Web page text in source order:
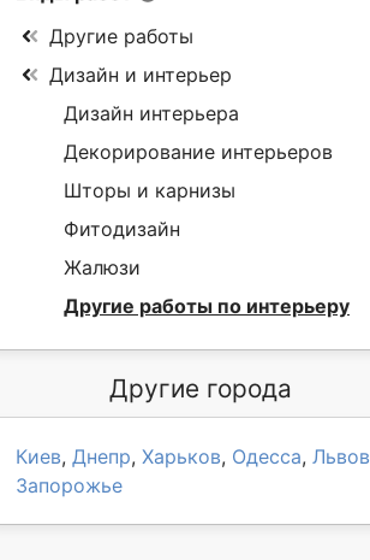
Другие работы
Дизайн и интерьер
Дизайн интерьера
Декорирование интерьеров
Шторы и карнизы
Фитодизайн
Жалюзи
Другие работы по интерьеру
Другие города
Киев, Днепр, Харьков, Одесса, Львов
Запорожье